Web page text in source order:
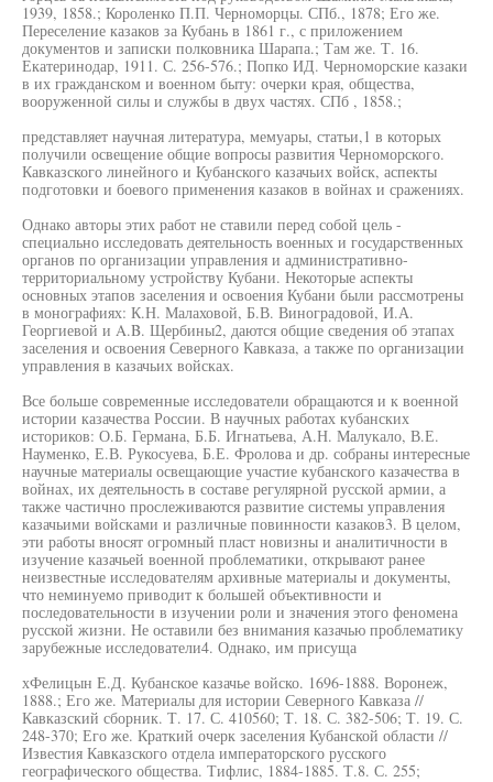
1939, 1858.; Короленко П.П. Черноморцы. СПб., 1878; Его же.
Переселение казаков за Кубань в 1861 г., с приложением
документов и записки полковника Шарапа.; Там же. Т. 16.
Екатеринодар, 1911. С. 256-576.; Попко ИД. Черноморские казаки
в их гражданском и военном быту: очерки края, общества,
вооруженной силы и службы в двух частях. СПб , 1858.;
представляет научная литература, мемуары, статьи,1 в которых
получили освещение общие вопросы развития Черноморского.
Кавказского линейного и Кубанского казачьих войск, аспекты
подготовки и боевого применения казаков в войнах и сражениях.
Однако авторы этих работ не ставили перед собой цель -
специально исследовать деятельность военных и государственных
органов по организации управления и административно-
территориальному устройству Кубани. Некоторые аспекты
основных этапов заселения и освоения Кубани были рассмотрены
в монографиях: К.Н. Малаховой, Б.В. Виноградовой, И.А.
Георгиевой и A.B. Щербины2, даются общие сведения об этапах
заселения и освоения Северного Кавказа, а также по организации
управления в казачьих войсках.
Все больше современные исследователи обращаются и к военной
истории казачества России. В научных работах кубанских
историков: О.Б. Германа, Б.Б. Игнатьева, А.Н. Малукало, В.Е.
Науменко, Е.В. Рукосуева, Б.Е. Фролова и др. собраны интересные
научные материалы освещающие участие кубанского казачества в
войнах, их деятельность в составе регулярной русской армии, а
также частично прослеживаются развитие системы управления
казачьими войсками и различные повинности казаков3. В целом,
эти работы вносят огромный пласт новизны и аналитичности в
изучение казачьей военной проблематики, открывают ранее
неизвестные исследователям архивные материалы и документы,
что неминуемо приводит к большей объективности и
последовательности в изучении роли и значения этого феномена
русской жизни. Не оставили без внимания казачью проблематику
зарубежные исследователи4. Однако, им присуща
хФелицын Е.Д. Кубанское казачье войско. 1696-1888. Воронеж,
1888.; Его же. Материалы для истории Северного Кавказа //
Кавказский сборник. Т. 17. С. 410560; Т. 18. С. 382-506; Т. 19. С.
248-370; Его же. Краткий очерк заселения Кубанской области //
Известия Кавказского отдела императорского русского
географического общества. Тифлис, 1884-1885. Т.8. С. 255;